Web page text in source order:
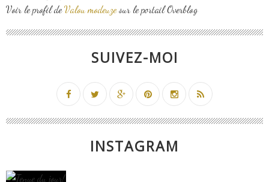
Voir le profil deValou modeuzesur le portail Overblog
SUIVEZ-MOI
INSTAGRAM